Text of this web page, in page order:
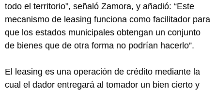
todo el territorio”, señaló Zamora, y añadió: “Este
mecanismo de leasing funciona como facilitador para
que los estados municipales obtengan un conjunto
de bienes que de otra forma no podrían hacerlo”.
El leasing es una operación de crédito mediante la
cual el dador entregará al tomador un bien cierto y